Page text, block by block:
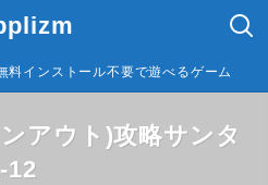
料インストール不要で遊べるゲーム
アウト)攻略サンタ
12